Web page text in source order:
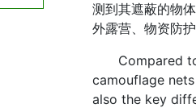
测到其遮蔽的物
外露营、物资防
Compared to
camouflage
also the key